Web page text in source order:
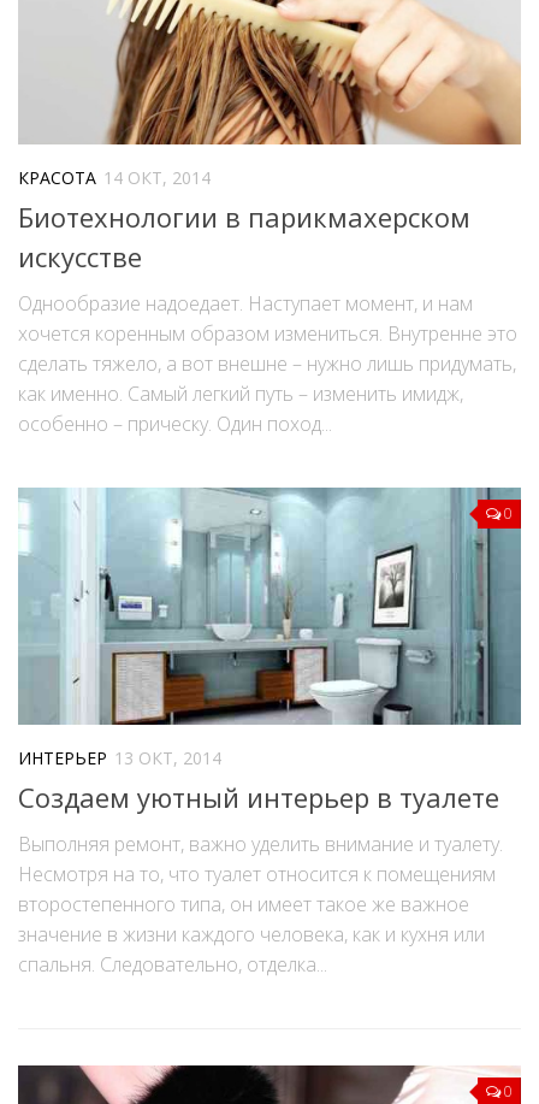
КРАСОТА 14 ОКТ, 2014
Биотехнологии в парикмахерском
искусстве
Однообразие надоедает. Наступает момент, и нам
хочется коренным образом измениться. Внутренне это
сделать тяжело, а вот внешне – нужно лишь придумать,
как именно. Самый легкий путь – изменить имидж,
особенно – прическу. Один поход...
0
ИНТЕРЬЕР 13 ОКТ, 2014
Создаем уютный интерьер в туалете
Выполняя ремонт, важно уделить внимание и туалету.
Несмотря на то, что туалет относится к помещениям
второстепенного типа, он имеет такое же важное
значение в жизни каждого человека, как и кухня или
спальня. Следовательно, отделка...
0